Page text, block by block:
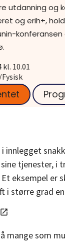
utdanning og
og erih+,
kl. 10.01
innlegget
tjenester, i
Et eksempel
i større grad
mange som